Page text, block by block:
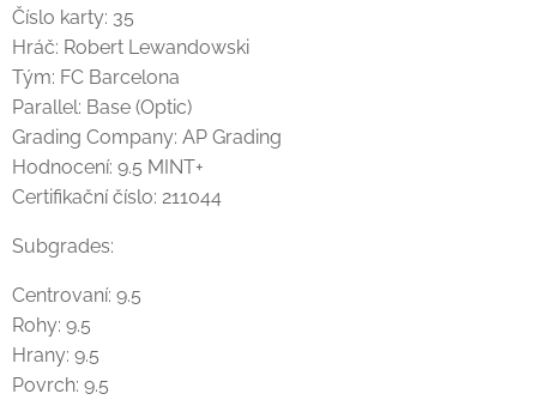
Číslo karty: 35
Hráč: Robert Lewandowski
Tým: FC Barcelona
Parallel: Base (Optic)
Grading Company: AP Grading
Hodnocení: 9.5 MINT+
Certifikační číslo: 211044
Subgrades:
Centrovaní: 9.5
Rohy: 9.5
Hrany: 9.5
Povrch: 9.5